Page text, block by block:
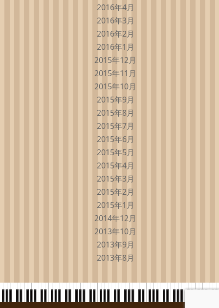
2016年4月
2016年3月
2016年2月
2016年1月
2015年12月
2015年11月
2015年10月
2015年9月
2015年8月
2015年7月
2015年6月
2015年5月
2015年4月
2015年3月
2015年2月
2015年1月
2014年12月
2013年10月
2013年9月
2013年8月